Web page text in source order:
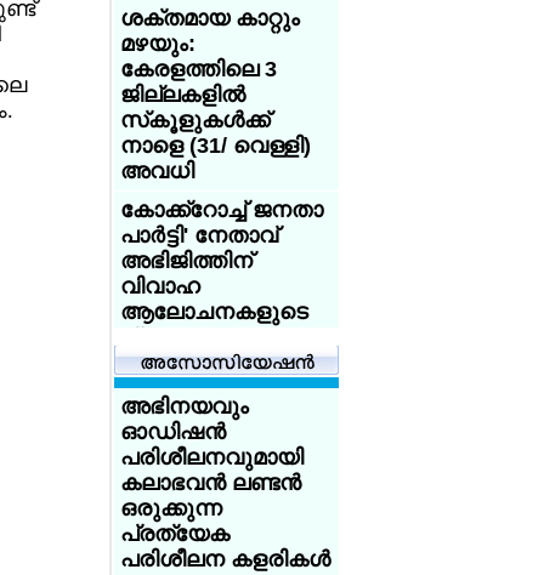
വരാന്‍ നഴ്‌സുമാര്‍
ഇല്ലാവുകയാണോ
?
ബാന്‍ഡ് 5
നഴ്‌സില്‍നിന്ന്
ന്യൂറോളജി ലീഡ്
നഴ്‌സിലേക്ക്;
എന്‍എച്ച്എസില്‍
അഭിമാനമായി
ഷൈനി ബേസില്‍
ആറുമാസത്തില്‍
3.05 ലക്ഷം സ്ത്രീകള്‍;
സൗജന്യ
അടിയന്തര
ഗര്‍ഭനിരോധന
പദ്ധതിക്ക് വന്‍
സ്വീകാര്യത
കോക്ക്‌റോച്ച് ജനതാ
പാര്‍ട്ടി' നേതാവ്
അഭിജിത്തിന്
വിവാഹ
ശക്തമായ കാറ്റും
മഴയും:
കേരളത്തിലെ 3
ജില്ലകളില്‍
സ്‌കൂളുകള്‍ക്ക്
നാളെ (31/ വെള്ളി)
അവധി
കോക്ക്‌റോച്ച് ജനതാ
പാര്‍ട്ടി' നേതാവ്
അഭിജിത്തിന്
വിവാഹ
ആലോചനകളുടെ
ചെറുപ്പക്കാരിലേക്ക്
ഇറങ്ങിച്ചെല്ലാന്‍
കേന്ദ്രത്തിലെ
ബിജെപി മന്ത്രിമാര്‍
ഇന്‍സ്റ്റഗ്രാമിലൂടെ
ഡിജിറ്റല്‍ പ്രചരണം
ശക്തമാക്കി
ടൂറിസ്റ്റ് കേന്ദ്രമായ
അഭിനയവും
ഓഡിഷന്‍
പരിശീലനവുമായി
കലാഭവന്‍ ലണ്ടന്‍
ഒരുക്കുന്ന
പ്രത്യേക
പരിശീലന കളരികള്‍